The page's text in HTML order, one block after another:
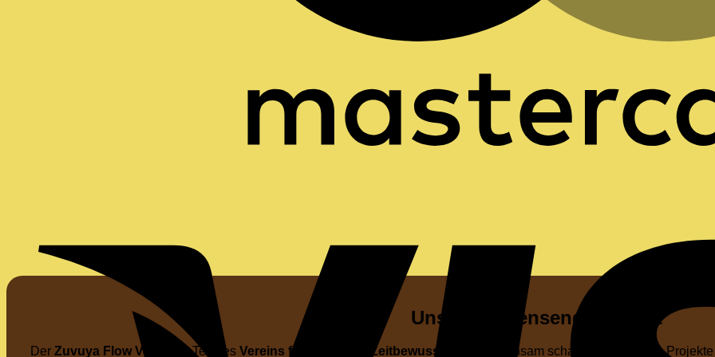
Unser Friedensengagement
Der Zuvuya Flow Verlag ist Teil des Vereins für ein neues Zeitbewusstsein . Gemeinsam schaffen wir Räume,